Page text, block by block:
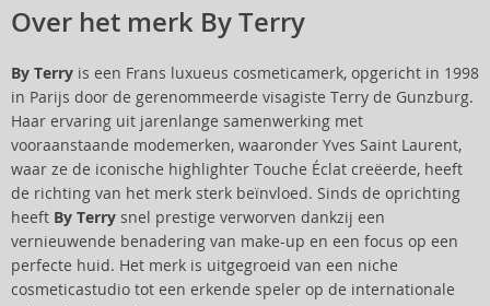
Over het merk By Terry
By Terry is een Frans luxueus cosmeticamerk, opgericht in 1998
in Parijs door de gerenommeerde visagiste Terry de Gunzburg.
Haar ervaring uit jarenlange samenwerking met
vooraanstaande modemerken, waaronder Yves Saint Laurent,
waar ze de iconische highlighter Touche Éclat creëerde, heeft
de richting van het merk sterk beïnvloed. Sinds de oprichting
heeft By Terry snel prestige verworven dankzij een
vernieuwende benadering van make-up en een focus op een
perfecte huid. Het merk is uitgegroeid van een niche
cosmeticastudio tot een erkende speler op de internationale